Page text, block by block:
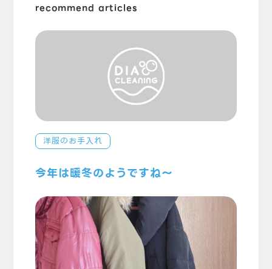
recommend articles
洋服のお手入れ
今年は暖冬のようですね～